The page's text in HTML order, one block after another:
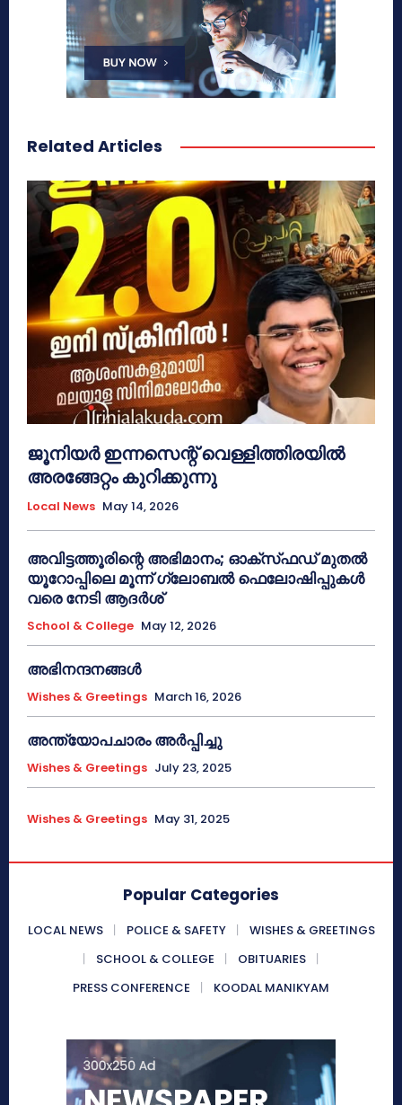
Related Articles
ജൂനിയർ ഇന്നസെന്റ് വെള്ളിത്തിരയിൽ
അരങ്ങേറ്റം കുറിക്കുന്നു
Local News May 14, 2026
അവിട്ടത്തൂരിന്റെ അഭിമാനം; ഓക്‌സ്‌ഫഡ് മുതൽ
യൂറോപ്പിലെ മൂന്ന് ഗ്ലോബൽ ഫെലോഷിപ്പുകൾ
വരെ നേടി ആദർശ്
School & College May 12, 2026
അഭിനന്ദനങ്ങൾ
Wishes & Greetings March 16, 2026
അന്ത്യോപചാരം അര്‍പ്പിച്ചു
Wishes & Greetings July 23, 2025
Wishes & Greetings May 31, 2025
Popular Categories
LOCAL NEWS POLICE & SAFETY
WISHES & GREETINGS
SCHOOL & COLLEGE
OBITUARIES
PRESS CONFERENCE
KOODAL MANIKYAM